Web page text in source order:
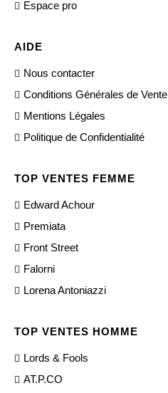
Espace pro
AIDE
Nous contacter
Conditions Générales de Vente
Mentions Légales
Politique de Confidentialité
TOP VENTES FEMME
Edward Achour
Premiata
Front Street
Falorni
Lorena Antoniazzi
TOP VENTES HOMME
Lords & Fools
AT.P.CO